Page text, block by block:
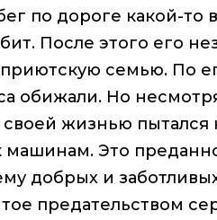
по дороге какой-то
После этого его
семью. По
обижали. Но
своей жизнью
машинам. Это
добрых и
предательством